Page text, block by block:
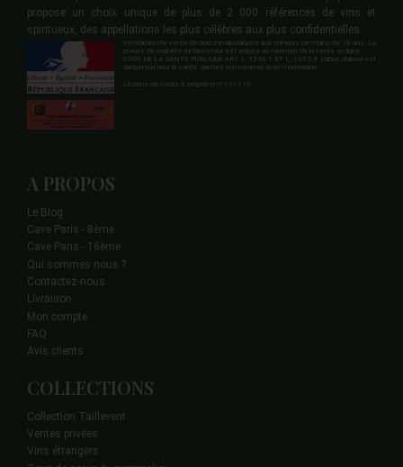
propose un choix unique de plus de 2 000 références de vins et
spiritueux, des appellations les plus célèbres aux plus confidentielles.
Interdiction de vente de boisson alcooliques aux mineurs de moins de 18 ans. La
preuve de majorité de l'acheteur est exigée au moment de la vente en ligne.
CODE DE LA SANTE PUBLIQUE ART. L 3342-1 ET L. 3353-3 L'abus d'alcool est
dangereux pour la santé. Sachez consommer avec modération.
Licence de vente à emporter n°131110.
A PROPOS
Le Blog
Cave Paris - 8ème
Cave Paris - 16ème
Qui sommes nous ?
Contactez-nous
Livraison
Mon compte
FAQ
Avis clients
COLLECTIONS
Collection Taillevent
Ventes privées
Vins étrangers